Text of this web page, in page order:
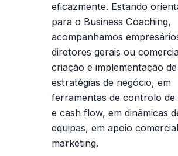
eficazmente. Estando
para o Business Coaching,
acompanhamos
diretores gerais ou
criação e implementação de
estratégias de negócio, em
ferramentas de controlo de
e cash flow, em dinâmicas
equipas, em apoio
marketing.